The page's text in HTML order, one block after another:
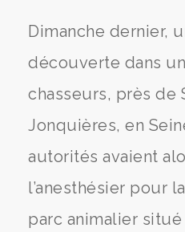
Dimanche dernier,
découverte dans
chasseurs, près de
Jonquières, en
autorités avaient
l’anesthésier pour
parc animalier